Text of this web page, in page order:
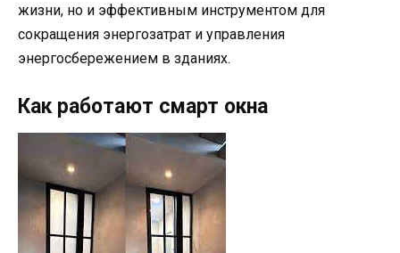
жизни, но и эффективным инструментом для
сокращения энергозатрат и управления
энергосбережением в зданиях.
Как работают смарт окна